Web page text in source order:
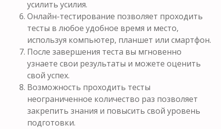
усилить усилия.
Онлайн-тестирование позволяет проходить
тесты в любое удобное время и место,
используя компьютер, планшет или смартфон.
После завершения теста вы мгновенно
узнаете свои результаты и можете оценить
свой успех.
Возможность проходить тесты
неограниченное количество раз позволяет
закрепить знания и повысить свой уровень
подготовки.